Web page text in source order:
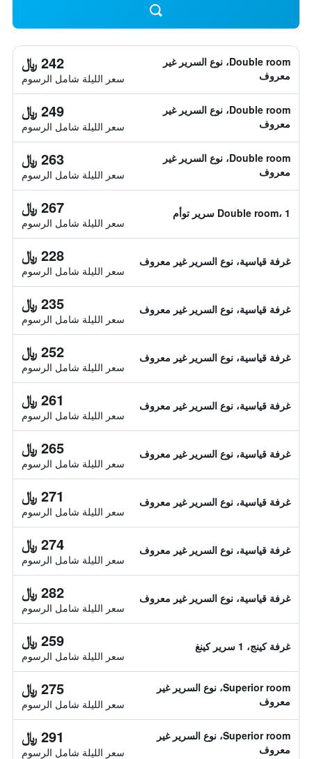
Double room، نوع السرير غير
معروف
242 ﷼
سعر الليلة شامل الرسوم
Double room، نوع السرير غير
معروف
249 ﷼
سعر الليلة شامل الرسوم
Double room، نوع السرير غير
معروف
263 ﷼
سعر الليلة شامل الرسوم
Double room، 1 سرير توأم 267 ﷼
سعر الليلة شامل الرسوم
غرفة قياسية، نوع السرير غير معروف 228 ﷼
سعر الليلة شامل الرسوم
غرفة قياسية، نوع السرير غير معروف 235 ﷼
سعر الليلة شامل الرسوم
غرفة قياسية، نوع السرير غير معروف 252 ﷼
سعر الليلة شامل الرسوم
غرفة قياسية، نوع السرير غير معروف 261 ﷼
سعر الليلة شامل الرسوم
غرفة قياسية، نوع السرير غير معروف 265 ﷼
سعر الليلة شامل الرسوم
غرفة قياسية، نوع السرير غير معروف 271 ﷼
سعر الليلة شامل الرسوم
غرفة قياسية، نوع السرير غير معروف 274 ﷼
سعر الليلة شامل الرسوم
غرفة قياسية، نوع السرير غير معروف 282 ﷼
سعر الليلة شامل الرسوم
غرفة كينج، 1 سرير كينغ 259 ﷼
سعر الليلة شامل الرسوم
Superior room، نوع السرير غير
معروف
275 ﷼
سعر الليلة شامل الرسوم
Superior room، نوع السرير غير
معروف
291 ﷼
سعر الليلة شامل الرسوم